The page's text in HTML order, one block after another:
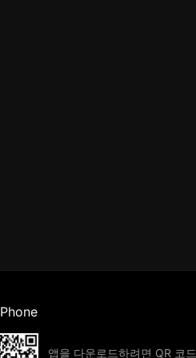
Phone
앱을 다운로드하려면 QR 코드